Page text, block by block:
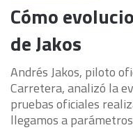
Cómo
de Jakos
Andrés Jakos, piloto
Carretera, analizó la
pruebas oficiales
llegamos a